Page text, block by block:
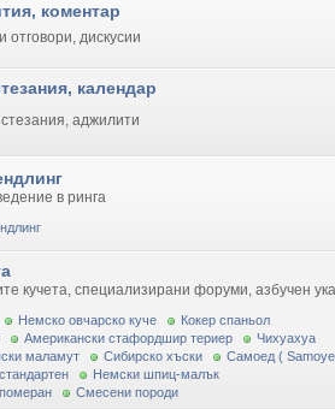
коментар
отговори, дискусии
календар
аджилити
в ринга
кучета, специализирани форуми, азбучен
Немско овчарско куче
Кокер спаньол
Американски стафордшир териер
Чихуахуа
маламут Сибирско хъски
Самоед (
Немски шпиц-малък
Смесени породи